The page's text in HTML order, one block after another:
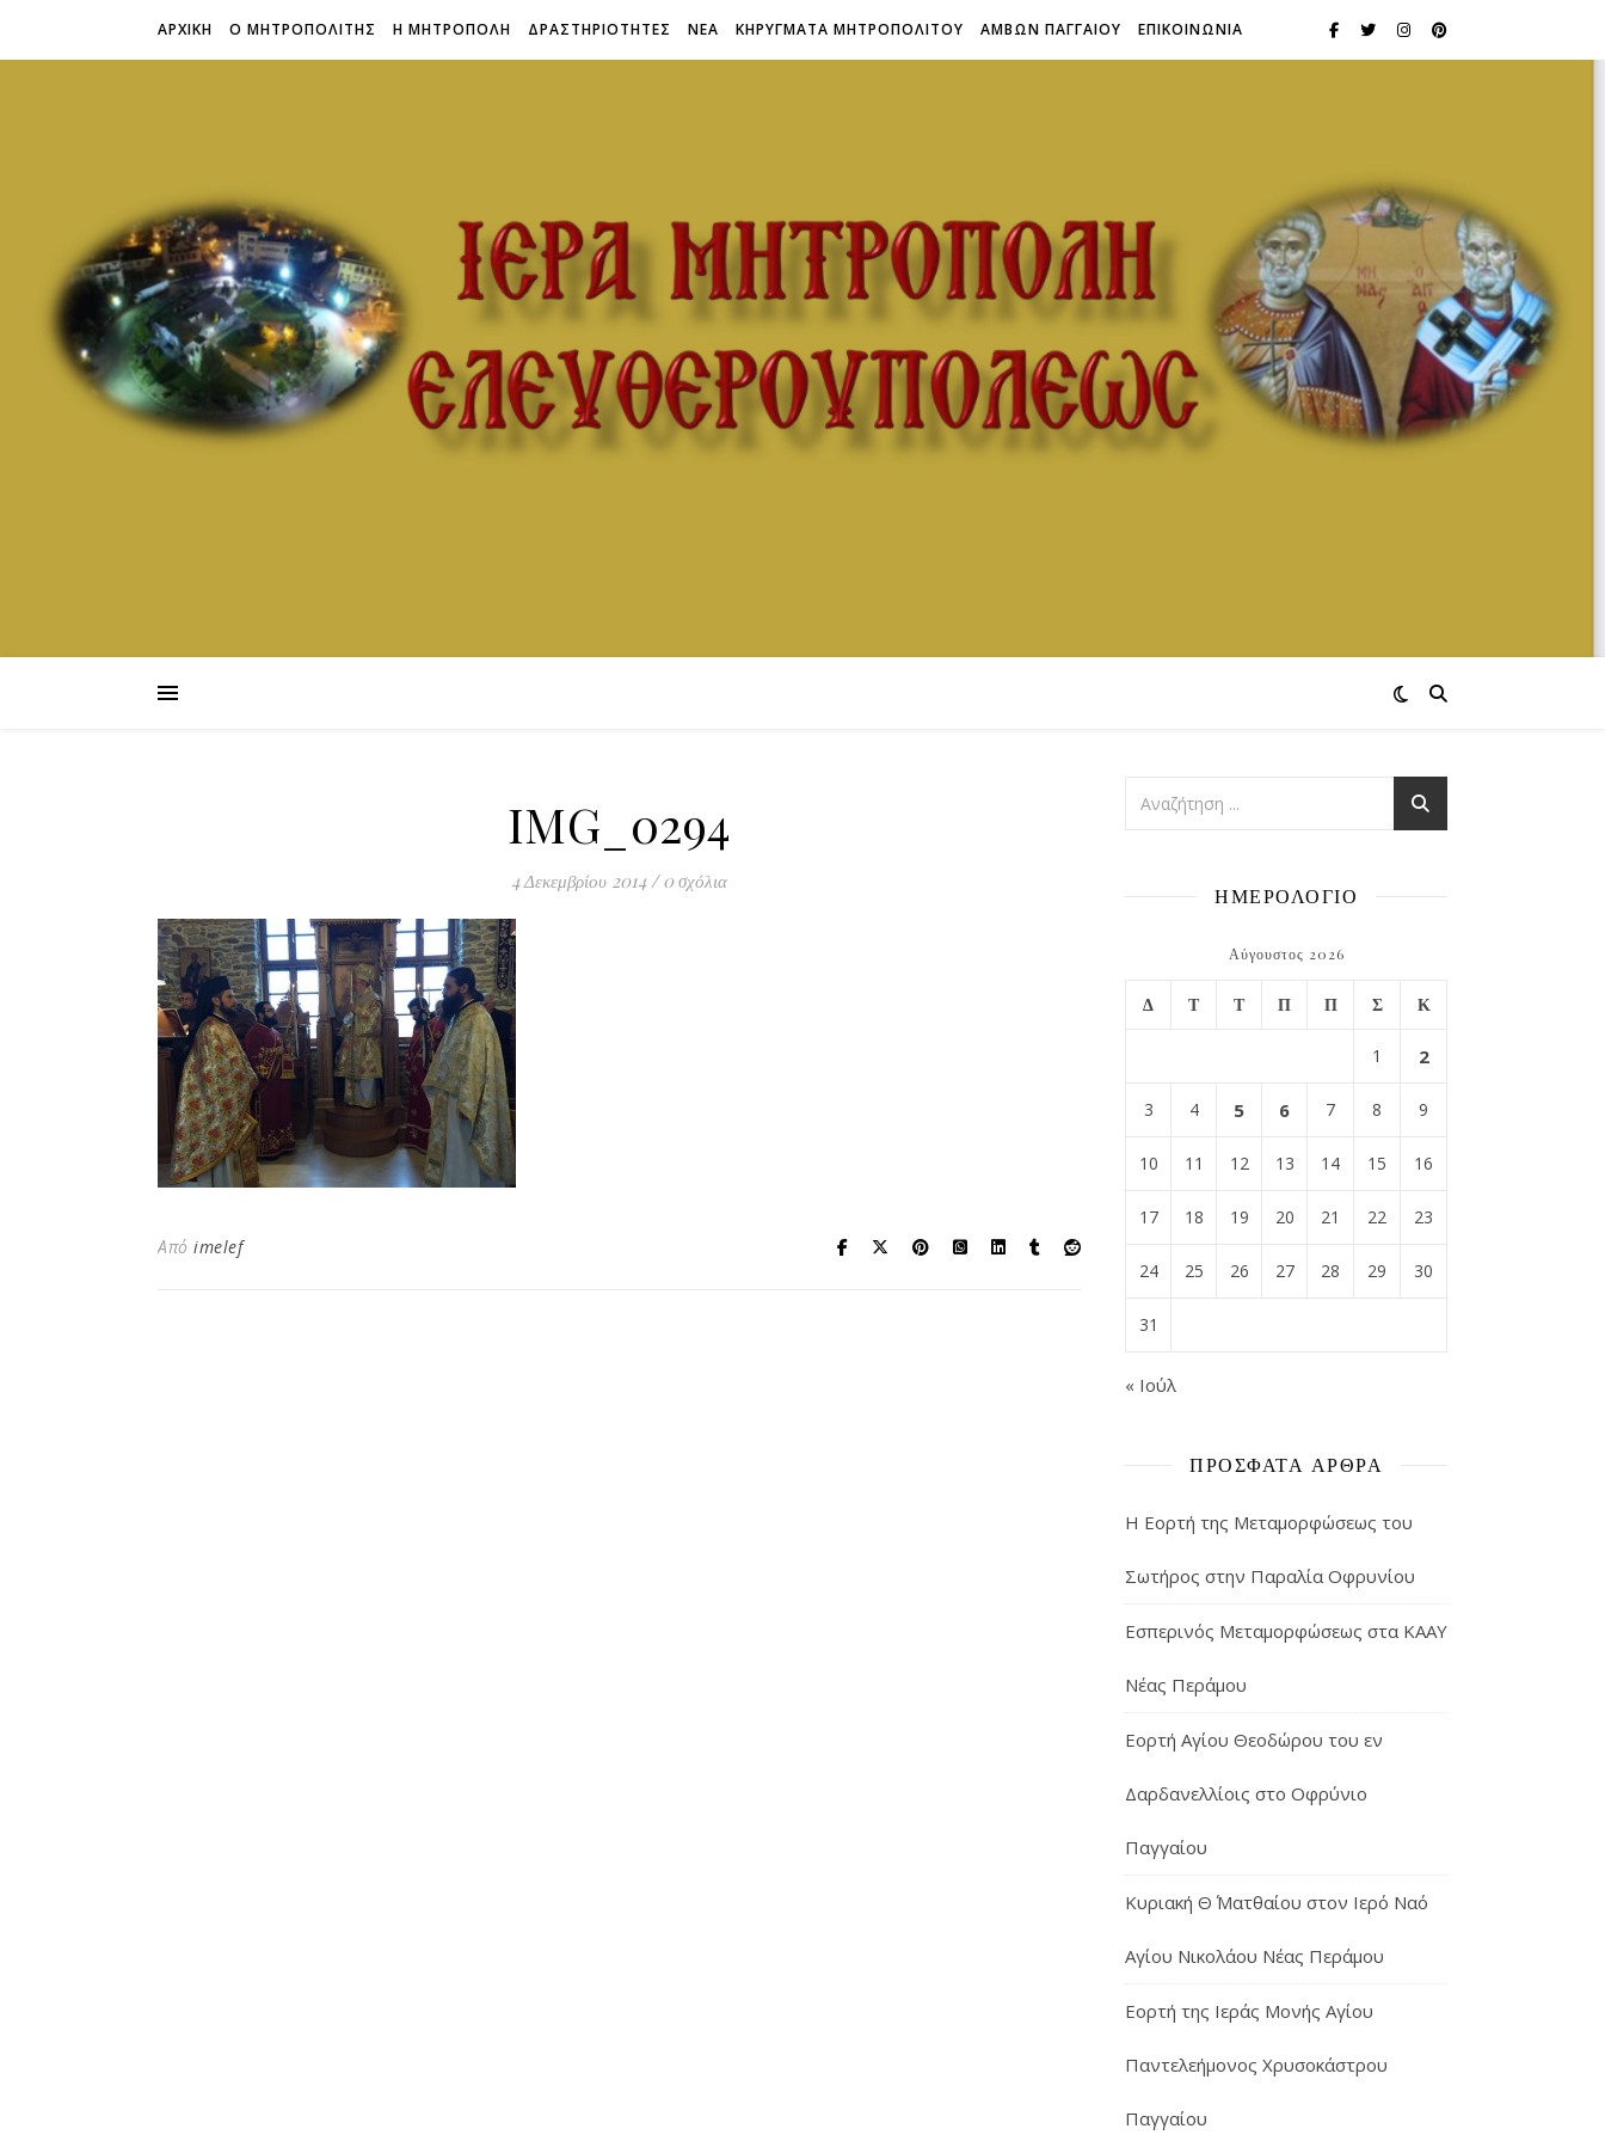
ΑΡΧΙΚΗ Ο ΜΗΤΡΟΠΟΛΙΤΗΣ Η ΜΗΤΡΟΠΟΛΗ ΔΡΑΣΤΗΡΙΟΤΗΤΕΣ ΝΕΑ ΚΗΡΥΓΜΑΤΑ ΜΗΤΡΟΠΟΛΙΤΟΥ ΑΜΒΩΝ ΠΑΓΓΑΙΟΥ ΕΠΙΚΟΙΝΩΝΙΑ
IMG_0294
4 Δεκεμβρίου 2014 / 0 σχόλια
Από imelef
ΗΜΕΡΟΛΟΓΙΟ
Αύγουστος 2026
Δ Τ Τ Π Π Σ Κ
1 2
3 4 5 6 7 8 9
10 11 12 13 14 15 16
17 18 19 20 21 22 23
24 25 26 27 28 29 30
31
« Ιούλ
ΠΡΌΣΦΑΤΑ ΆΡΘΡΑ
Η Εορτή της Μεταμορφώσεως του
Σωτήρος στην Παραλία Οφρυνίου
Εσπερινός Μεταμορφώσεως στα ΚΑΑΥ
Νέας Περάμου
Εορτή Αγίου Θεοδώρου του εν
Δαρδανελλίοις στο Οφρύνιο
Παγγαίου
Κυριακή Θ΄ Ματθαίου στον Ιερό Ναό
Αγίου Νικολάου Νέας Περάμου
Εορτή της Ιεράς Μονής Αγίου
Παντελεήμονος Χρυσοκάστρου
Παγγαίου